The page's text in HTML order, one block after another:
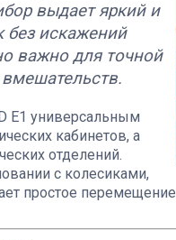
выдает яркий и
без искажений
важно для точной
вмешательств.
E1 универсальным
кабинетов, а
отделений.
с колесиками,
простое перемещение